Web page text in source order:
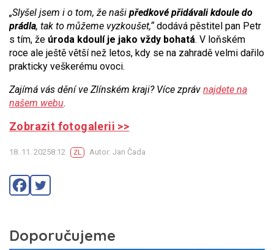
„Slyšel jsem i o tom, že naši předkové přidávali kdoule do
prádla, tak to můžeme vyzkoušet,“dodává pěstitel pan Petr
s tím, že úroda kdoulí je jako vždy bohatá. V loňském
roce ale ještě větší než letos, kdy se na zahradě velmi dařilo
prakticky veškerému ovoci.
Zajímá vás dění ve Zlínském kraji? Více zpráv najdete na
našem webu.
Zobrazit fotogalerii >>
18. 11. 20258:12 ZL Autor: Jan Čada